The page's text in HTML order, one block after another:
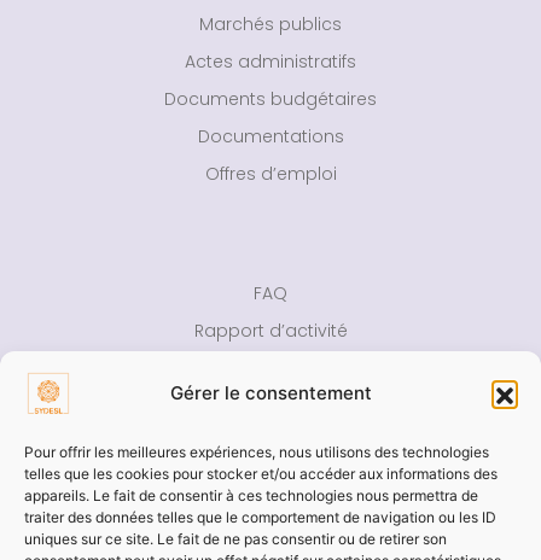
Gérer le consentement
Pour offrir les meilleures expériences, nous utilisons des technologies
telles que les cookies pour stocker et/ou accéder aux informations des
appareils. Le fait de consentir à ces technologies nous permettra de
traiter des données telles que le comportement de navigation ou les ID
uniques sur ce site. Le fait de ne pas consentir ou de retirer son
Marchés publics
Actes administratifs
Documents budgétaires
Documentations
Offres d’emploi
FAQ
Rapport d’activité
Contact
Aide
Accessibilité
Mentions légales